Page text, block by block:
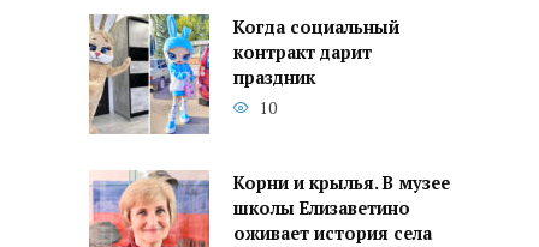
Когда социальный
контракт дарит
праздник
10
Корни и крылья. В музее
школы Елизаветино
оживает история села